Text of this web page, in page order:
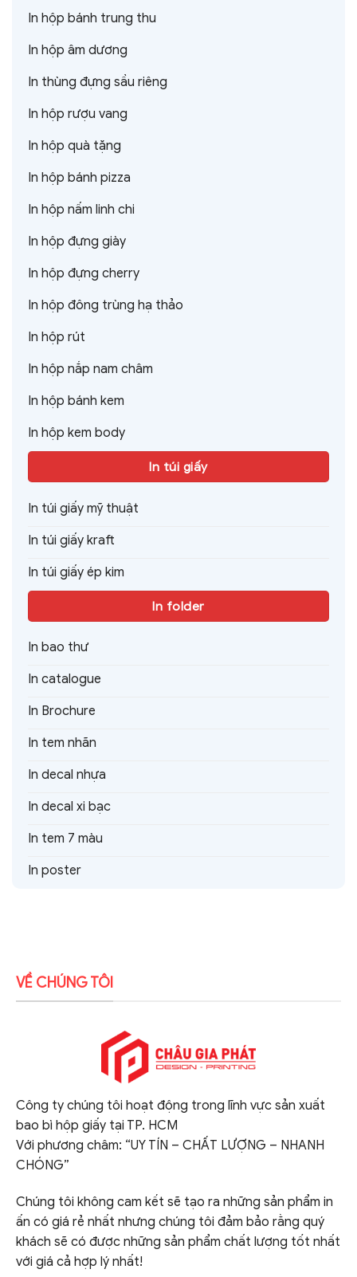
In hộp bánh trung thu
In hộp âm dương
In thùng đựng sầu riêng
In hộp rượu vang
In hộp quà tặng
In hộp bánh pizza
In hộp nấm linh chi
In hộp đựng giày
In hộp đựng cherry
In hộp đông trùng hạ thảo
In hộp rút
In hộp nắp nam châm
In hộp bánh kem
In hộp kem body
In túi giấy
In túi giấy mỹ thuật
In túi giấy kraft
In túi giấy ép kim
In folder
In bao thư
In catalogue
In Brochure
In tem nhãn
In decal nhựa
In decal xi bạc
In tem 7 màu
In poster
VỀ CHÚNG TÔI
Công ty chúng tôi hoạt động trong lĩnh vực sản xuất
bao bì hộp giấy tại TP. HCM
Với phương châm: “UY TÍN – CHẤT LƯỢNG – NHANH
CHÓNG”
Chúng tôi không cam kết sẽ tạo ra những sản phẩm in
ấn có giá rẻ nhất nhưng chúng tôi đảm bảo rằng quý
khách sẽ có được những sản phẩm chất lượng tốt nhất
với giá cả hợp lý nhất!